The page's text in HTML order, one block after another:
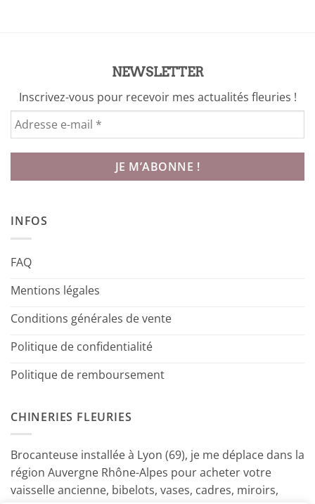
NEWSLETTER
Inscrivez-vous pour recevoir mes actualités fleuries !
INFOS
FAQ
Mentions légales
Conditions générales de vente
Politique de confidentialité
Politique de remboursement
CHINERIES FLEURIES
Brocanteuse installée à Lyon (69), je me déplace dans la
région Auvergne Rhône-Alpes pour acheter votre
vaisselle ancienne, bibelots, vases, cadres, miroirs,